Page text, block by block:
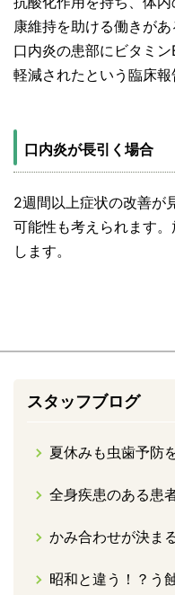
康維持を助ける働きが
口内炎の患部にビタミ
軽減されたという臨床報
口内炎が長引く場合
2週間以上症状の改善が
可能性も考えられます
します。
スタッフブログ
夏休みも虫歯予防
全身疾患のある患
かみ合わせが決ま
昭和と違う！？